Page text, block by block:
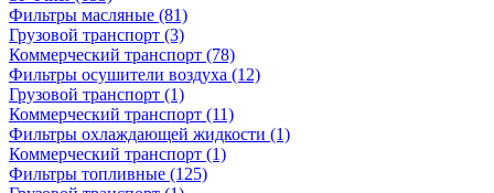
Фильтры масляные (81)
Грузовой транспорт (3)
Коммерческий транспорт (78)
Фильтры осушители воздуха (12)
Грузовой транспорт (1)
Коммерческий транспорт (11)
Фильтры охлаждающей жидкости (1)
Коммерческий транспорт (1)
Фильтры топливные (125)